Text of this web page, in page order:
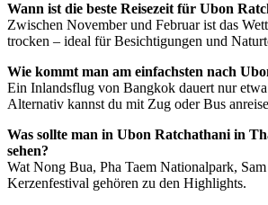
Wann ist die beste Reisezeit für Ubon
Zwischen November und Februar ist das
trocken – ideal für Besichtigungen und
Wie kommt man am einfachsten nach
Ein Inlandsflug von Bangkok dauert nur etwa
Alternativ kannst du mit Zug oder Bus
Was sollte man in Ubon Ratchathani in
sehen?
Wat Nong Bua, Pha Taem Nationalpark,
Kerzenfestival gehören zu den Highlights.